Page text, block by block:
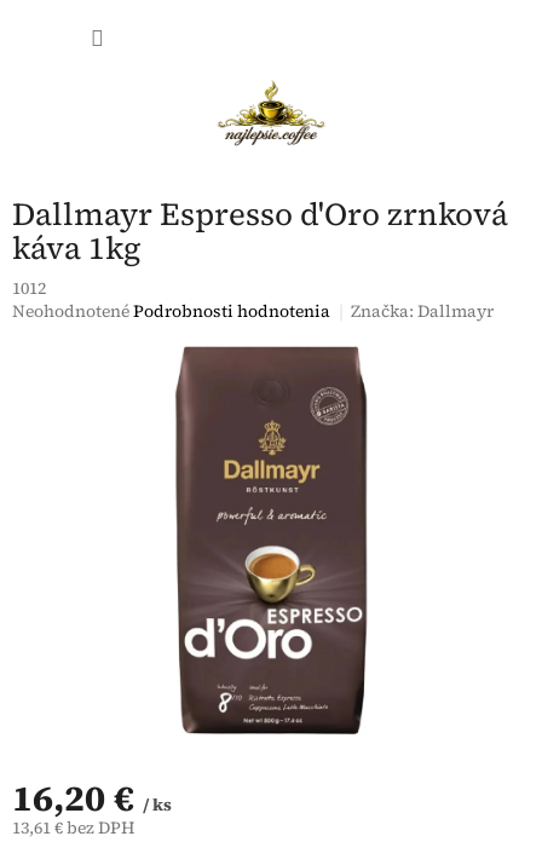
Dallmayr Espresso d'Oro zrnková
káva 1kg
1012
Priemerné
NeohodnotenéPodrobnosti hodnotenia Značka:Dallmayr
16,20 € / ks
13,61 € bez DPH